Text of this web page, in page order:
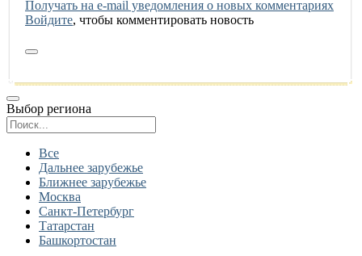
Получать на e‑mail уведомления о новых комментариях
Войдите, чтобы комментировать новость
Выбор региона
Все
Дальнее зарубежье
Ближнее зарубежье
Москва
Санкт-Петербург
Татарстан
Башкортостан